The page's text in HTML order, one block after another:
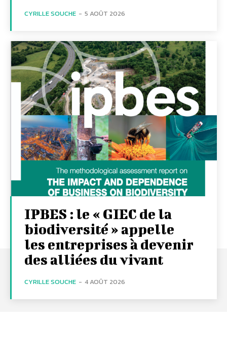
CYRILLE SOUCHE - 5 AOÛT 2026
IPBES : le « GIEC de la
biodiversité » appelle
les entreprises à devenir
des alliées du vivant
CYRILLE SOUCHE - 4 AOÛT 2026